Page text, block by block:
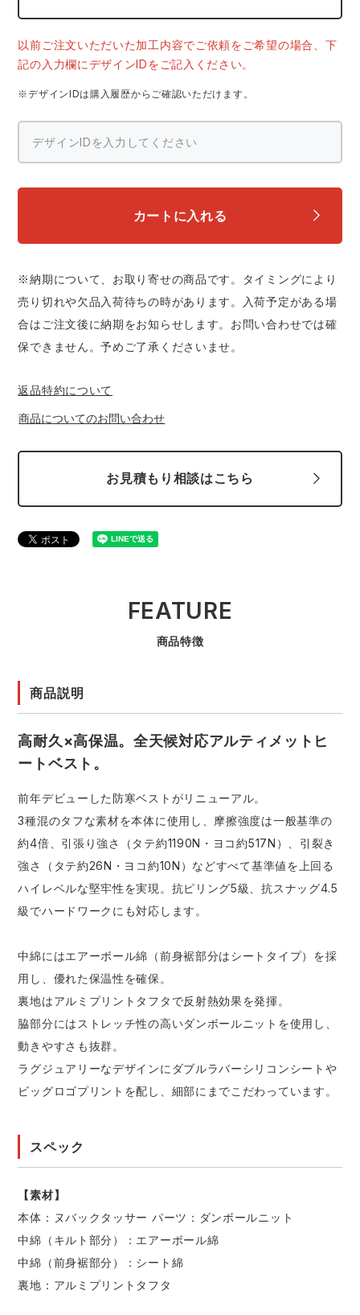
カジュアル
以前ご注文いただいた加工内容でご依頼をご希望の場合、下
記の入力欄にデザインIDをご記入ください。
※デザインIDは購入履歴からご確認いただけます。
カートに入れる
※納期について、お取り寄せの商品です。タイミングにより
売り切れや欠品入荷待ちの時があります。入荷予定がある場
合はご注文後に納期をお知らせします。お問い合わせでは確
保できません。予めご了承くださいませ。
返品特約について
商品についてのお問い合わせ
お見積もり相談はこちら
FEATURE
商品特徴
商品説明
高耐久×高保温。全天候対応アルティメットヒ
ートベスト。
前年デビューした防寒ベストがリニューアル。
3種混のタフな素材を本体に使用し、摩擦強度は一般基準の
約4倍、引張り強さ（タテ約1190N・ヨコ約517N）、引裂き
強さ（タテ約26N・ヨコ約10N）などすべて基準値を上回る
ハイレベルな堅牢性を実現。抗ピリング5級、抗スナッグ4.5
級でハードワークにも対応します。
中綿にはエアーボール綿（前身裾部分はシートタイプ）を採
用し、優れた保温性を確保。
裏地はアルミプリントタフタで反射熱効果を発揮。
脇部分にはストレッチ性の高いダンボールニットを使用し、
動きやすさも抜群。
ラグジュアリーなデザインにダブルラバーシリコンシートや
ビッグロゴプリントを配し、細部にまでこだわっています。
スペック
【素材】
本体：ヌバックタッサー パーツ：ダンボールニット
中綿（キルト部分）：エアーボール綿
中綿（前身裾部分）：シート綿
裏地：アルミプリントタフタ